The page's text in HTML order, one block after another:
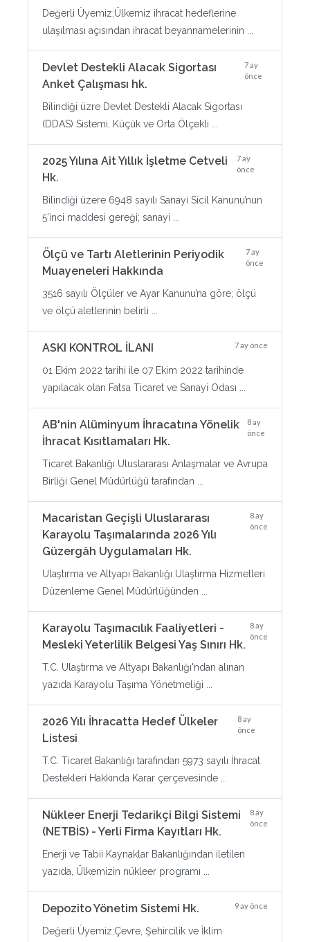
Değerli Üyemiz;Ülkemiz ihracat hedeflerine
ulaşılması açısından ihracat beyannamelerinin ...
Devlet Destekli Alacak Sigortası
Anket Çalışması hk.
7 ay
önce
Bilindiği üzre Devlet Destekli Alacak Sigortası
(DDAS) Sistemi, Küçük ve Orta Ölçekli ...
2025 Yılına Ait Yıllık İşletme Cetveli
Hk.
7 ay
önce
Bilindiği üzere 6948 sayılı Sanayi Sicil Kanunu’nun
5’inci maddesi gereği; sanayi ...
Ölçü ve Tartı Aletlerinin Periyodik
Muayeneleri Hakkında
7 ay
önce
3516 sayılı Ölçüler ve Ayar Kanunu’na göre; ölçü
ve ölçü aletlerinin belirli ...
ASKI KONTROL İLANI 7 ay önce
01 Ekim 2022 tarihi ile 07 Ekim 2022 tarihinde
yapılacak olan Fatsa Ticaret ve Sanayi Odası ...
AB'nin Alüminyum İhracatına Yönelik
İhracat Kısıtlamaları Hk.
8 ay
önce
Ticaret Bakanlığı Uluslararası Anlaşmalar ve Avrupa
Birliği Genel Müdürlüğü tarafından ...
Macaristan Geçişli Uluslararası
Karayolu Taşımalarında 2026 Yılı
Güzergâh Uygulamaları Hk.
8 ay
önce
Ulaştırma ve Altyapı Bakanlığı Ulaştırma Hizmetleri
Düzenleme Genel Müdürlüğünden ...
Karayolu Taşımacılık Faaliyetleri -
Mesleki Yeterlilik Belgesi Yaş Sınırı Hk.
8 ay
önce
T.C. Ulaştırma ve Altyapı Bakanlığı'ndan alınan
yazıda Karayolu Taşıma Yönetmeliği ...
2026 Yılı İhracatta Hedef Ülkeler
Listesi
8 ay
önce
T.C. Ticaret Bakanlığı tarafından 5973 sayılı İhracat
Destekleri Hakkında Karar çerçevesinde ...
Nükleer Enerji Tedarikçi Bilgi Sistemi
(NETBİS) - Yerli Firma Kayıtları Hk.
8 ay
önce
Enerji ve Tabii Kaynaklar Bakanlığından iletilen
yazıda, Ülkemizin nükleer programı ...
Depozito Yönetim Sistemi Hk. 9 ay önce
Değerli Üyemiz;Çevre, Şehircilik ve İklim